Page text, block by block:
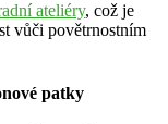
ateliéry, což je
vůči povětrnostním
patky